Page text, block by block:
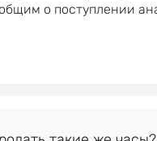
о поступлении